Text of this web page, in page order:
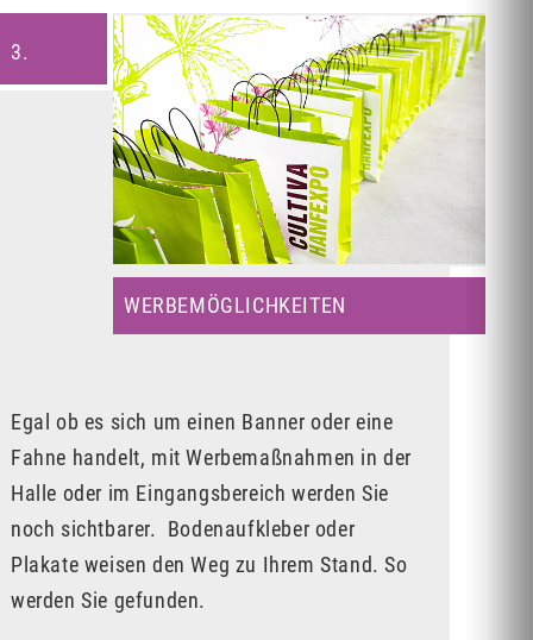
3.
WERBEMÖGLICHKEITEN
Egal ob es sich um einen Banner oder eine
Fahne handelt, mit Werbemaßnahmen in der
Halle oder im Eingangsbereich werden Sie
noch sichtbarer. Bodenaufkleber oder
Plakate weisen den Weg zu Ihrem Stand. So
werden Sie gefunden.